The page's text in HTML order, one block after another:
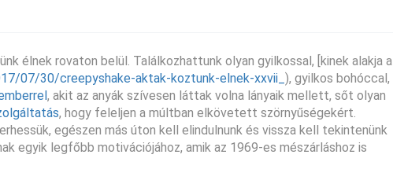
élnek rovaton belül. Találkozhattunk olyan gyilkossal, [kinek alakja a
07/30/creepyshake-aktak-koztunk-elnek-xxvii_ ), gyilkos bohóccal,
, akit az anyák szívesen láttak volna lányaik mellett, sőt olyan
, hogy feleljen a múltban elkövetett szörnyűségekért.
egészen más úton kell elindulnunk és vissza kell tekintenünk
egyik legfőbb motivációjához, amik az 1969-es mészárláshoz is